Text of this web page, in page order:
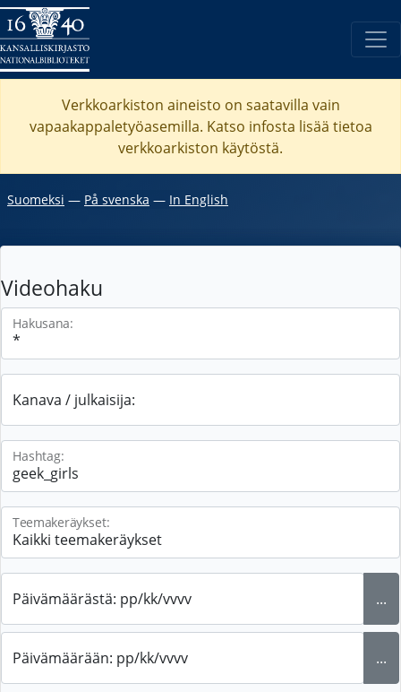
Verkkoarkiston aineisto on saatavilla vain
vapaakappaletyöasemilla. Katso infosta lisää tietoa
verkkoarkiston käytöstä.
Suomeksi ― På svenska ― In English
Videohaku
Hakusana:
Kanava / julkaisija:
Hashtag:
Teemakeräykset:
Päivämäärästä: pp/kk/vvvv ...
Päivämäärään: pp/kk/vvvv ...